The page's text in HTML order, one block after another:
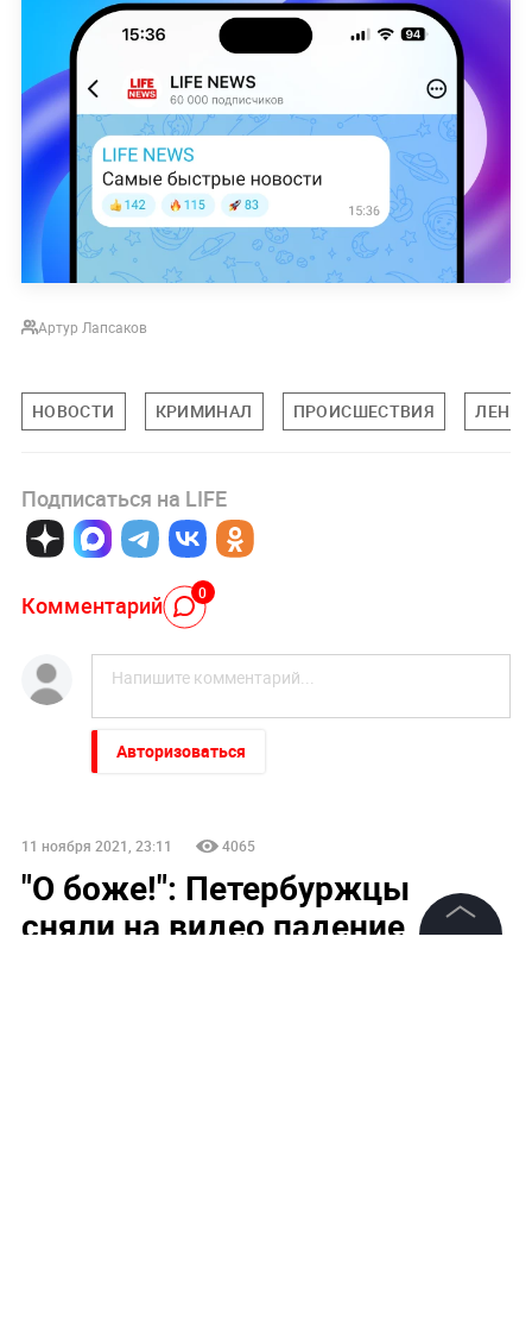
Артур Лапсаков
НОВОСТИ КРИМИНАЛ ПРОИСШЕСТВИЯ
Подписаться на LIFE
Комментарий 0
Авторизоваться
11 ноября 2021, 23:11 4065
"О боже!": Петербуржцы
сняли на видео падение